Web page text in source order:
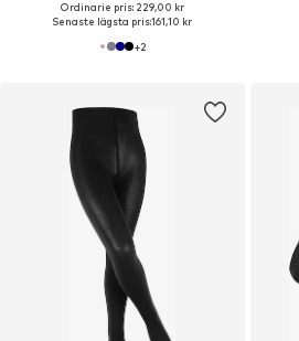
Ordinarie pris: 229,00 kr
Senaste lägsta pris:161,10 kr
+2